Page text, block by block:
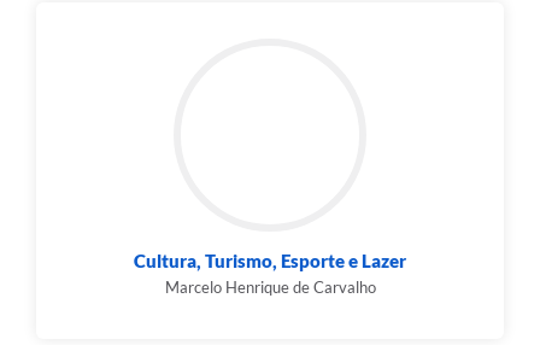
Cultura, Turismo, Esporte e Lazer
Marcelo Henrique de Carvalho